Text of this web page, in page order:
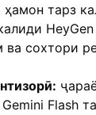
ҳамон тарз
ва сохтори
Flash